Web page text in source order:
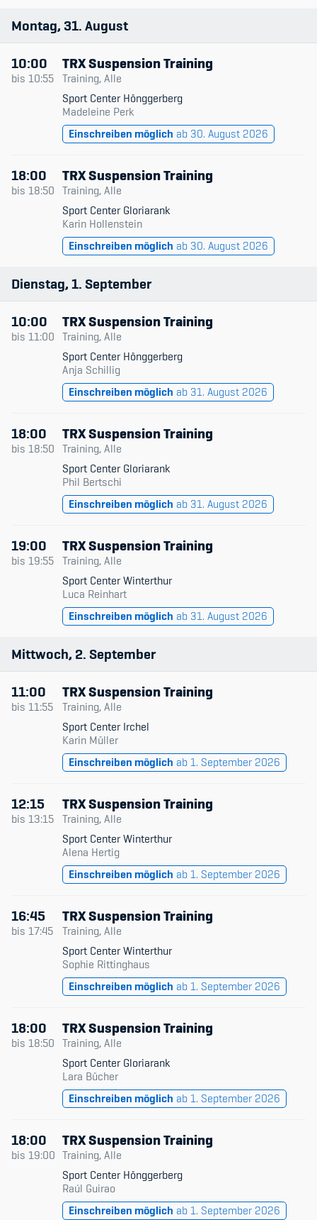
Montag 31 August
10:00
bis 10:55
TRX Suspension Training
Training, Alle
Sport Center Hönggerberg
Madeleine Perk
Einschreiben möglich ab 30. August 2026
18:00
bis 18:50
TRX Suspension Training
Training, Alle
Sport Center Gloriarank
Karin Hollenstein
Einschreiben möglich ab 30. August 2026
Dienstag 1 September
10:00
bis 11:00
TRX Suspension Training
Training, Alle
Sport Center Hönggerberg
Anja Schillig
Einschreiben möglich ab 31. August 2026
18:00
bis 18:50
TRX Suspension Training
Training, Alle
Sport Center Gloriarank
Phil Bertschi
Einschreiben möglich ab 31. August 2026
19:00
bis 19:55
TRX Suspension Training
Training, Alle
Sport Center Winterthur
Luca Reinhart
Einschreiben möglich ab 31. August 2026
Mittwoch 2 September
11:00
bis 11:55
TRX Suspension Training
Training, Alle
Sport Center Irchel
Karin Müller
Einschreiben möglich ab 1. September 2026
12:15
bis 13:15
TRX Suspension Training
Training, Alle
Sport Center Winterthur
Alena Hertig
Einschreiben möglich ab 1. September 2026
16:45
bis 17:45
TRX Suspension Training
Training, Alle
Sport Center Winterthur
Sophie Rittinghaus
Einschreiben möglich ab 1. September 2026
18:00
bis 18:50
TRX Suspension Training
Training, Alle
Sport Center Gloriarank
Lara Bücher
Einschreiben möglich ab 1. September 2026
18:00
bis 19:00
TRX Suspension Training
Training, Alle
Sport Center Hönggerberg
Raúl Guirao
Einschreiben möglich ab 1. September 2026